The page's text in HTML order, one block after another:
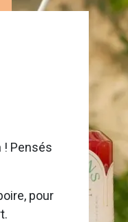
! Pensés
pour